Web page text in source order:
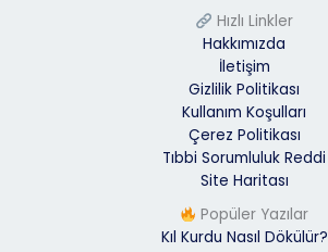
Hızlı Linkler
Hakkımızda
İletişim
Gizlilik Politikası
Kullanım Koşulları
Çerez Politikası
Tıbbi Sorumluluk Reddi
Site Haritası
Popüler Yazılar
Kıl Kurdu Nasıl Dökülür?